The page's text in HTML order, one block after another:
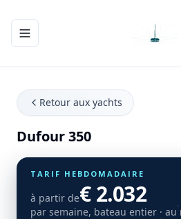
Ouvrir/fermer le menu de
Retour aux yachts
Dufour 350
TARIF HEBDOMADAIRE
à partir de€ 2.032
par semaine, bateau entier ·